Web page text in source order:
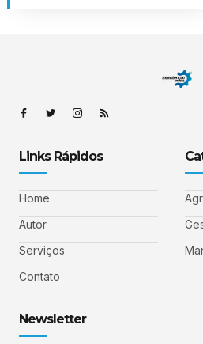
Links Rápidos
Home
Autor
Serviços
Contato
Newsletter